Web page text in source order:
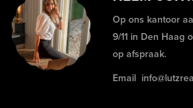
Op ons kantoor
9/11 in Den Haag
op afspraak.
Email